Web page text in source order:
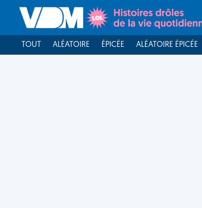
TOUT ALÉATOIRE ÉPICÉE ALÉATOIRE ÉPICÉE